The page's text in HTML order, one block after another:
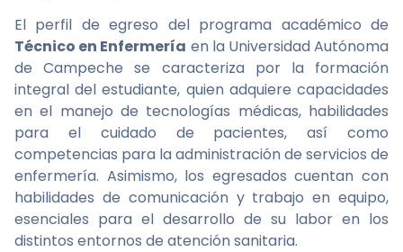
El perfil de egreso del programa académico de
Técnico en Enfermería en la Universidad Autónoma
de Campeche se caracteriza por la formación
integral del estudiante, quien adquiere capacidades
en el manejo de tecnologías médicas, habilidades
para el cuidado de pacientes, así como
competencias para la administración de servicios de
enfermería. Asimismo, los egresados cuentan con
habilidades de comunicación y trabajo en equipo,
esenciales para el desarrollo de su labor en los
distintos entornos de atención sanitaria.